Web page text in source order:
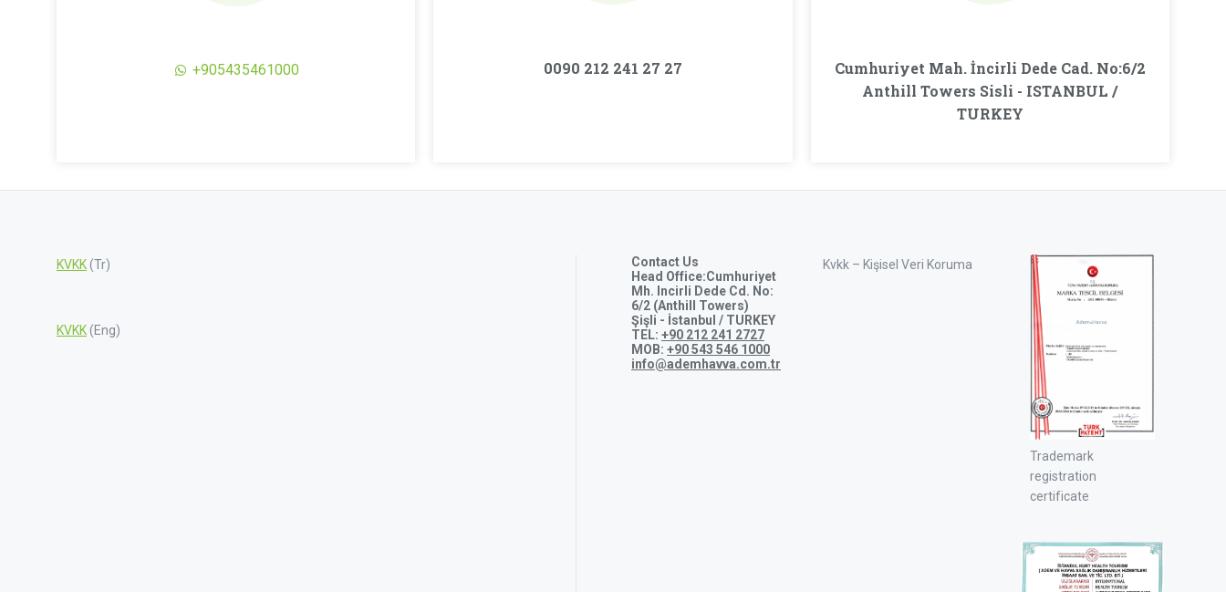
+905435461000 0090 212 241 27 27
Cumhuriyet Mah. İncirli Dede Cad. No:6/2
Anthill Towers Sisli - ISTANBUL /
TURKEY
KVKK(Tr)
KVKK(Eng)
Contact Us
Head Office:Cumhuriyet
Mh. Incirli Dede Cd. No:
6/2 (Anthill Towers)
Şişli - İstanbul / TURKEY
TEL: +90 212 241 2727
MOB: +90 543 546 1000
info@ademhavva.com.tr
Kvkk – Kişisel Veri Koruma
Trademark
registration
certificate